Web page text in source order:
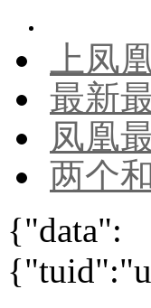
上凤
最新
凤凰
两个
{"data":